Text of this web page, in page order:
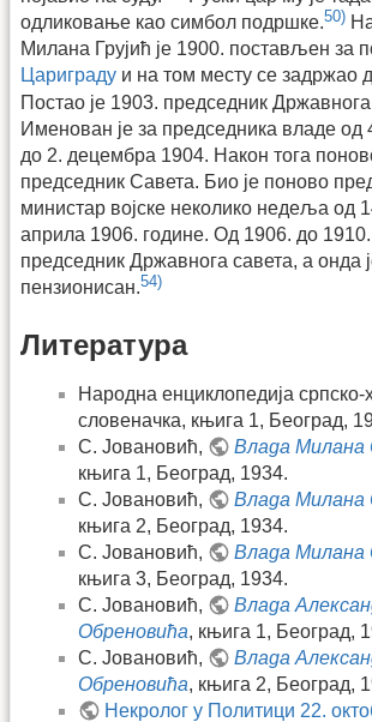
одликовање као симбол подршке.50)
Милана Грујић је 1900. постављен за
Цариграду и на том месту се задржао
Постао је 1903. председник Државнога
Именован је за председника владе од
до 2. децембра 1904. Након тога
председник Савета. Био је поново
министар војске неколико недеља од
априла 1906. године. Од 1906. до 1910.
председник Државнога савета, а онда
пензионисан.54)
Литература
Народна енциклопедија српско-
словеначка, књига 1, Београд,
С. Јовановић,
Влада Милана
књига 1, Београд, 1934.
С. Јовановић,
Влада Милана
књига 2, Београд, 1934.
С. Јовановић,
Влада Милана
књига 3, Београд, 1934.
С. Јовановић,
Влада
Обреновића, књига 1, Београд,
С. Јовановић,
Влада
Обреновића, књига 2, Београд,
Некролог у Политици 22.